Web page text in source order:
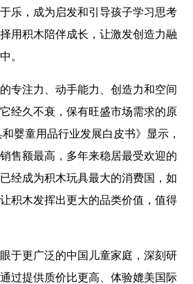
乐，成为启发和引导孩子学习思考
用积木陪伴成长，让激发创造力融
。
专注力、动手能力、创造力和空间
经久不衰，保有旺盛市场需求的原
婴童用品行业发展白皮书》显示，
售额最高，多年来稳居最受欢迎的
经成为积木玩具最大的消费国，如
积木发挥出更大的品类价值，值得
于更广泛的中国儿童家庭，深刻研
过提供质价比更高、体验媲美国际